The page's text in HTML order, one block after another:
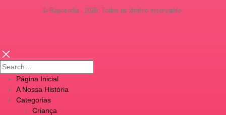
© Raposodia - 2025. Todos os direitos reservados.
Página Inicial
A Nossa História
Categorias
Criança